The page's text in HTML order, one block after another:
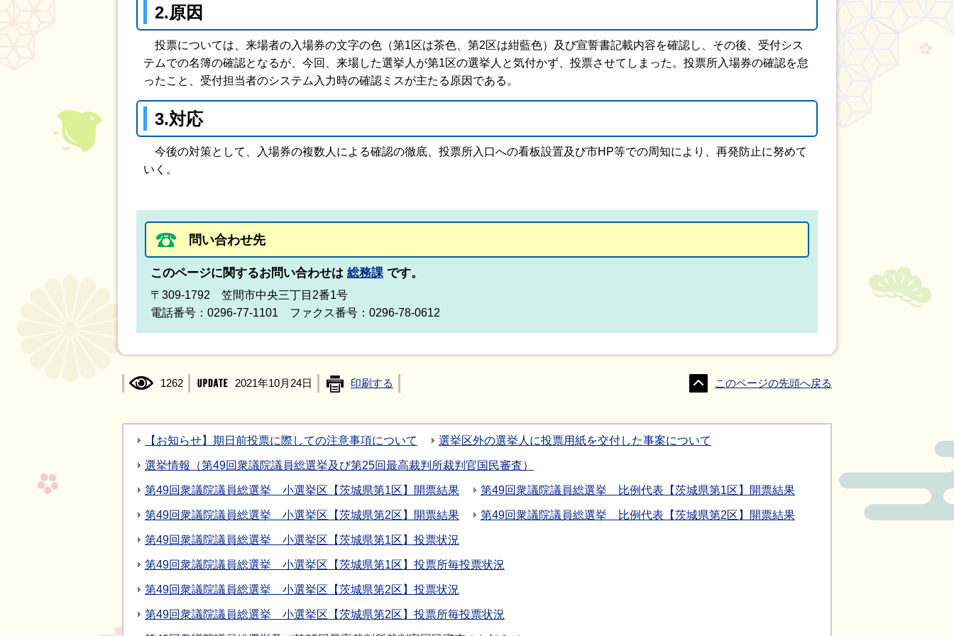
2.原因
投票については、来場者の入場券の文字の色（第1区は茶色、第2区は紺藍色）及び宣誓書記載内容を確認し、その後、受付シス
テムでの名簿の確認となるが、今回、来場した選挙人が第1区の選挙人と気付かず、投票させてしまった。投票所入場券の確認を怠
ったこと、受付担当者のシステム入力時の確認ミスが主たる原因である。
3.対応
今後の対策として、入場券の複数人による確認の徹底、投票所入口への看板設置及び市HP等での周知により、再発防止に努めて
いく。
問い合わせ先
このページに関するお問い合わせは 総務課 です。
〒309-1792 笠間市中央三丁目2番1号
電話番号：0296-77-1101 ファクス番号：0296-78-0612
1262 2021年10月24日 印刷する このページの先頭へ戻る
【お知らせ】期日前投票に際しての注意事項について 選挙区外の選挙人に投票用紙を交付した事案について
選挙情報（第49回衆議院議員総選挙及び第25回最高裁判所裁判官国民審査）
第49回衆議院議員総選挙 小選挙区【茨城県第1区】開票結果 第49回衆議院議員総選挙 比例代表【茨城県第1区】開票結果
第49回衆議院議員総選挙 小選挙区【茨城県第2区】開票結果 第49回衆議院議員総選挙 比例代表【茨城県第2区】開票結果
第49回衆議院議員総選挙 小選挙区【茨城県第1区】投票状況
第49回衆議院議員総選挙 小選挙区【茨城県第1区】投票所毎投票状況
第49回衆議院議員総選挙 小選挙区【茨城県第2区】投票状況
第49回衆議院議員総選挙 小選挙区【茨城県第2区】投票所毎投票状況